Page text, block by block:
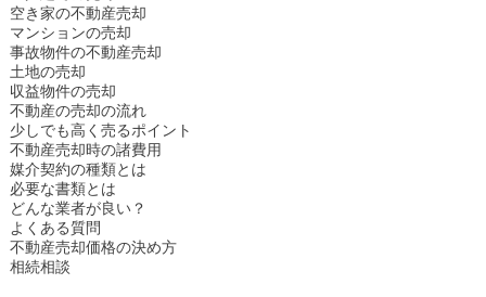
空き家の不動産売却
マンションの売却
事故物件の不動産売却
土地の売却
収益物件の売却
不動産の売却の流れ
少しでも高く売るポイント
不動産売却時の諸費用
媒介契約の種類とは
必要な書類とは
どんな業者が良い？
よくある質問
不動産売却価格の決め方
相続相談